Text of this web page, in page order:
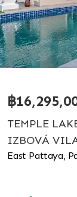
฿
TEMPLE
IZBOVÁ
East Pattaya,